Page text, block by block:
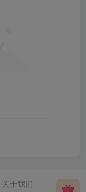
关于我们